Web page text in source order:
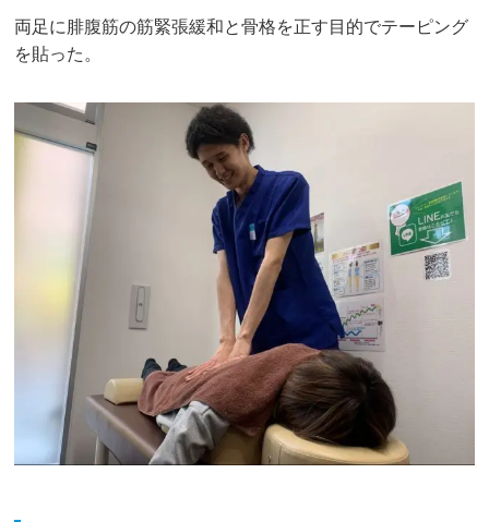
両足に腓腹筋の筋緊張緩和と骨格を正す目的でテーピング
を貼った。